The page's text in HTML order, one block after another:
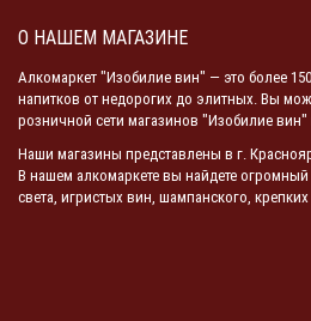
О НАШЕМ МАГАЗИНЕ
Алкомаркет "Изобилие вин" — это более
напитков от недорогих до элитных. Вы
розничной сети магазинов "Изобилие вин"
Наши магазины представлены в г.
В нашем алкомаркете вы найдете
света, игристых вин, шампанского,